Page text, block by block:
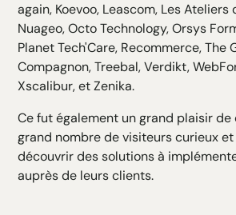
again, Koevoo, Leascom, Les Ateliers
Nuageo, Octo Technology, Orsys
Planet Tech'Care, Recommerce, The
Compagnon, Treebal, Verdikt,
Xscalibur, et Zenika.
Ce fut également un grand plaisir
grand nombre de visiteurs curieux
découvrir des solutions à
auprès de leurs clients.